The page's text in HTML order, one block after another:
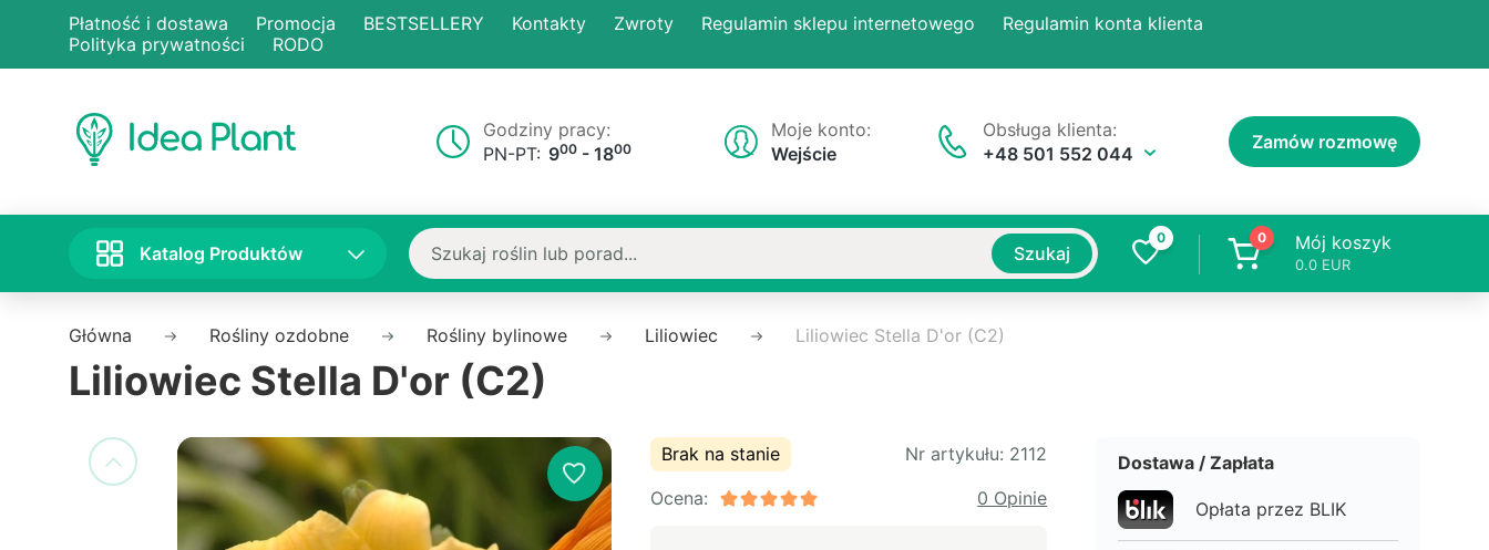
Płatność i dostawa Promocja BESTSELLERY Kontakty Zwroty Regulamin sklepu internetowego
Regulamin konta klienta
Polityka prywatności
RODO
Godziny pracy:
PN-PT: 900 - 1800
Obsługa klienta:
+48 501 552 044
Moje konto:
Wejście
Zamów rozmowę
Katalog Produktów Szukaj
0 0 Mój koszyk
0.0 EUR
Główna Rośliny ozdobne Rośliny bylinowe Liliowiec Liliowiec Stella D'or (C2)
Liliowiec Stella D'or (C2)
Brak na stanie Nr artykułu: 2112
Ocena:
0 Opinie
Dostawa / Zapłata
Opłata przez BLIK